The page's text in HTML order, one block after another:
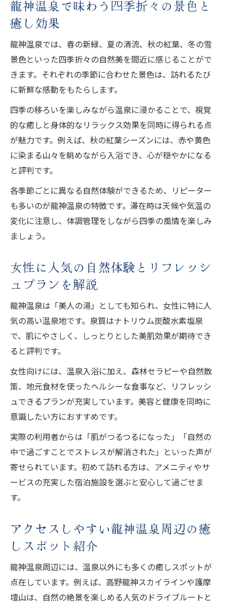
龍神温泉で味わう四季折々の景色と
癒し効果
龍神温泉では、春の新緑、夏の清流、秋の紅葉、冬の雪
景色といった四季折々の自然美を間近に感じることがで
きます。それぞれの季節に合わせた景色は、訪れるたび
に新鮮な感動をもたらします。
四季の移ろいを楽しみながら温泉に浸かることで、視覚
的な癒しと身体的なリラックス効果を同時に得られる点
が魅力です。例えば、秋の紅葉シーズンには、赤や黄色
に染まる山々を眺めながら入浴でき、心が穏やかになる
と評判です。
各季節ごとに異なる自然体験ができるため、リピーター
も多いのが龍神温泉の特徴です。滞在時は天候や気温の
変化に注意し、体調管理をしながら四季の風情を楽しみ
ましょう。
女性に人気の自然体験とリフレッシ
ュプランを解説
龍神温泉は「美人の湯」としても知られ、女性に特に人
気の高い温泉地です。泉質はナトリウム炭酸水素塩泉
で、肌にやさしく、しっとりとした美肌効果が期待でき
ると評判です。
女性向けには、温泉入浴に加え、森林セラピーや自然散
策、地元食材を使ったヘルシーな食事など、リフレッシ
ュできるプランが充実しています。美容と健康を同時に
意識したい方におすすめです。
実際の利用者からは「肌がつるつるになった」「自然の
中で過ごすことでストレスが解消された」といった声が
寄せられています。初めて訪れる方は、アメニティやサ
ービスの充実した宿泊施設を選ぶと安心して過ごせま
す。
アクセスしやすい龍神温泉周辺の癒
しスポット紹介
龍神温泉周辺には、温泉以外にも多くの癒しスポットが
点在しています。例えば、高野龍神スカイラインや護摩
壇山は、自然の絶景を楽しめる人気のドライブルートと